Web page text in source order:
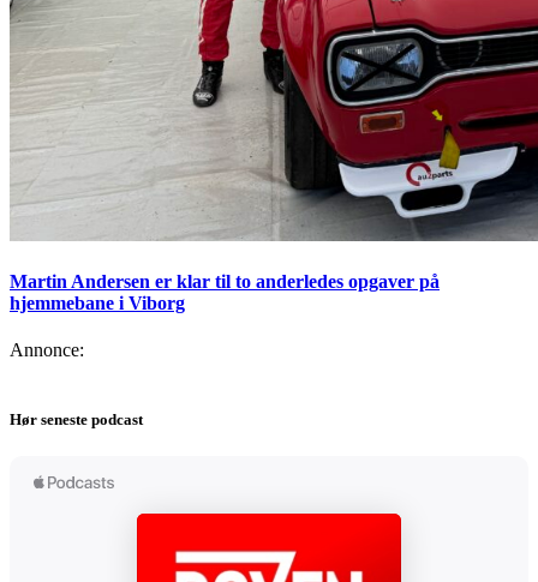
Martin Andersen er klar til to anderledes opgaver på
hjemmebane i Viborg
Annonce:
Hør seneste podcast